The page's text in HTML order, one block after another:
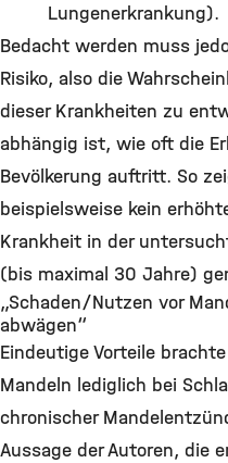
Lungenerkrankung).
Bedacht werden muss
Risiko, also die
dieser Krankheiten zu
abhängig ist, wie oft die
Bevölkerung auftritt. So
beispielsweise kein
Krankheit in der
(bis maximal 30 Jahre)
„Schaden/Nutzen vor
abwägen“
Eindeutige Vorteile
Mandeln lediglich bei
chronischer
Aussage der Autoren, die